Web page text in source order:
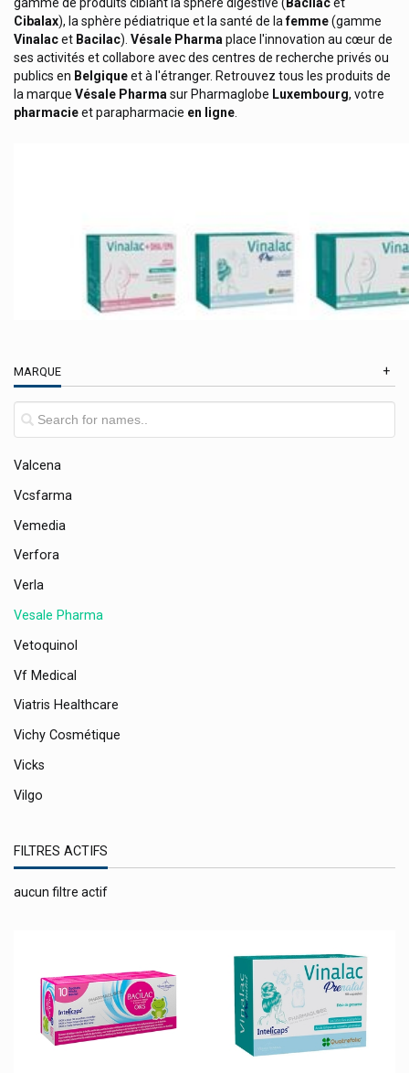
gamme de produits ciblant la sphère digestive ( Bacilacet
Cibalax), la sphère pédiatrique et la santé de lafemme(gamme
Vinalacet Bacilac). Vésale Pharmaplace l'innovation au cœur de
ses activités et collabore avec des centres de recherche privés ou
publics en Belgiqueet à l'étranger. Retrouvez tous les produits de
la marque Vésale Pharmasur Pharmaglobe Luxembourg, votre
pharmacieet parapharmacie en ligne.
MARQUE
Torm Thermomètres Et Tensiomètres
Torriden Dive In Et Balanceful Soin Coréens
Toularynx Sirop Toux Qualiphar
Trb Chemedica
Umami Cosmetics
Urgo
Uriage Eau Thermale Uriage Bébé
Ursapharm Hylo Evotears
Valcena
Vcsfarma
Vemedia
Verfora
Verla
Vesale Pharma
Vetoquinol
Vf Medical
Viatris Healthcare
Vichy Cosmétique
Vicks
Vilgo
Visioclean
Visomat
Vitalograph
Vital Proteins Collagène À Boire
Vitalp Swiss Bonbons
FILTRES ACTIFS
aucun filtre actif